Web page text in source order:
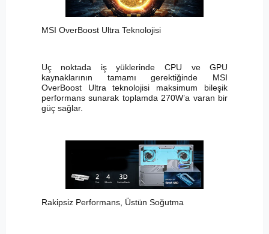
MSI OverBoost Ultra Teknolojisi
Uç noktada iş yüklerinde CPU ve GPU
kaynaklarının tamamı gerektiğinde MSI
OverBoost Ultra teknolojisi maksimum bileşik
performans sunarak toplamda 270W’a varan bir
güç sağlar.
Rakipsiz Performans, Üstün Soğutma